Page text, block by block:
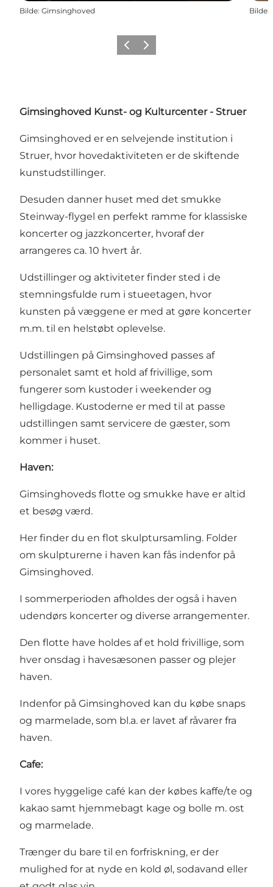
Bilde: Gimsinghoved Bilde:
ForrigeNeste
Gimsinghoved Kunst- og Kulturcenter - Struer
Gimsinghoved er en selvejende institution i
Struer, hvor hovedaktiviteten er de skiftende
kunstudstillinger.
Desuden danner huset med det smukke
Steinway-flygel en perfekt ramme for klassiske
koncerter og jazzkoncerter, hvoraf der
arrangeres ca. 10 hvert år.
Udstillinger og aktiviteter finder sted i de
stemningsfulde rum i stueetagen, hvor
kunsten på væggene er med at gøre koncerter
m.m. til en helstøbt oplevelse.
Udstillingen på Gimsinghoved passes af
personalet samt et hold af frivillige, som
fungerer som kustoder i weekender og
helligdage. Kustoderne er med til at passe
udstillingen samt servicere de gæster, som
kommer i huset.
Haven:
Gimsinghoveds flotte og smukke have er altid
et besøg værd.
Her finder du en flot skulptursamling. Folder
om skulpturerne i haven kan fås indenfor på
Gimsinghoved.
I sommerperioden afholdes der også i haven
udendørs koncerter og diverse arrangementer.
Den flotte have holdes af et hold frivillige, som
hver onsdag i havesæsonen passer og plejer
haven.
Indenfor på Gimsinghoved kan du købe snaps
og marmelade, som bl.a. er lavet af råvarer fra
haven.
Cafe:
I vores hyggelige café kan der købes kaffe/te og
kakao samt hjemmebagt kage og bolle m. ost
og marmelade.
Trænger du bare til en forfriskning, er der
mulighed for at nyde en kold øl, sodavand eller